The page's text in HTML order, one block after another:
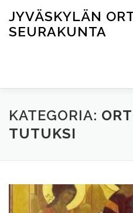
sisältöön
JYVÄSKYLÄN
SEURAKUNTA
AJANKOHTAISTA
YHTEYSTIEDOT ПО-
KATEGORIA:
TUTUKSI